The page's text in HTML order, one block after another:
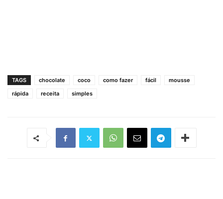
TAGS chocolate coco como fazer fácil
mousse
rápida
receita simples